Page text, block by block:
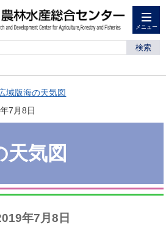
メニュー
検索
域版海の天気図
7月8日
天気図
年7月8日